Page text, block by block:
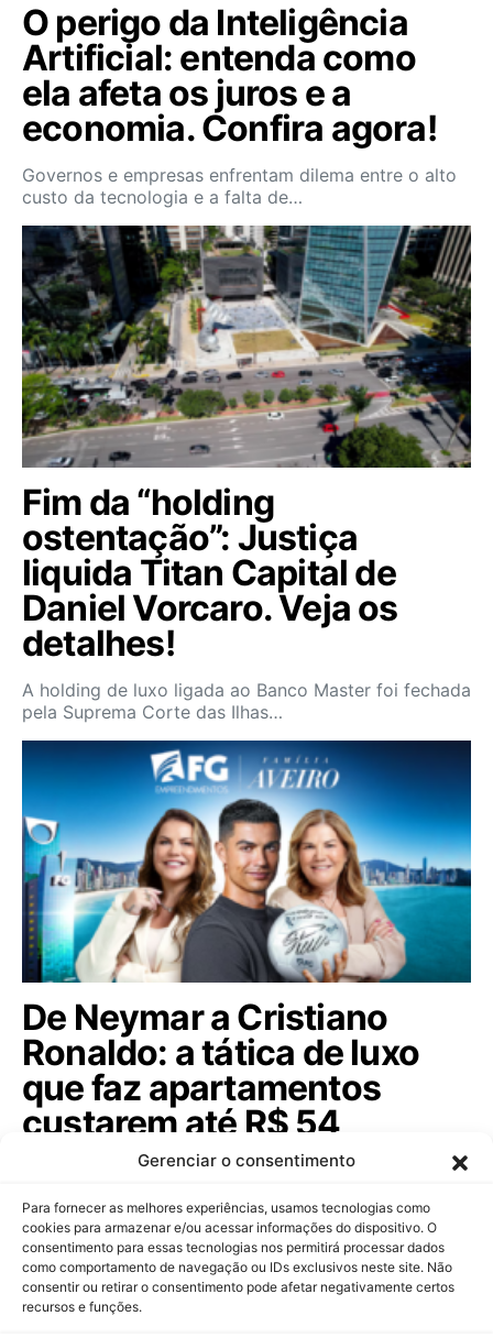
Gerenciar o consentimento
Para fornecer as melhores experiências, usamos tecnologias como
cookies para armazenar e/ou acessar informações do dispositivo. O
consentimento para essas tecnologias nos permitirá processar dados
como comportamento de navegação ou IDs exclusivos neste site. Não
consentir ou retirar o consentimento pode afetar negativamente certos
recursos e funções.
O perigo da Inteligência
Artificial: entenda como
ela afeta os juros e a
economia. Confira agora!
Governos e empresas enfrentam dilema entre o alto
custo da tecnologia e a falta de…
Fim da “holding
ostentação”: Justiça
liquida Titan Capital de
Daniel Vorcaro. Veja os
detalhes!
A holding de luxo ligada ao Banco Master foi fechada
pela Suprema Corte das Ilhas…
De Neymar a Cristiano
Ronaldo: a tática de luxo
que faz apartamentos
custarem até R$ 54
milhões
Celebridades globais e ídolos sertanejos agora são
sócios de construtoras para atrair…